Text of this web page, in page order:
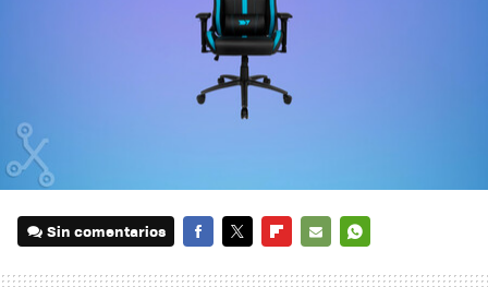
Sin comentarios